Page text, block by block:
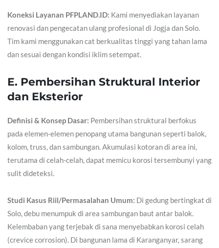
Koneksi Layanan PFPLAND.ID: Kami menyediakan layanan
renovasi dan pengecatan ulang profesional di Jogja dan Solo.
Tim kami menggunakan cat berkualitas tinggi yang tahan lama
dan sesuai dengan kondisi iklim setempat.
E. Pembersihan Struktural Interior
dan Eksterior
Definisi & Konsep Dasar: Pembersihan struktural berfokus
pada elemen-elemen penopang utama bangunan seperti balok,
kolom, truss, dan sambungan. Akumulasi kotoran di area ini,
terutama di celah-celah, dapat memicu korosi tersembunyi yang
sulit dideteksi.
Studi Kasus Riil/Permasalahan Umum: Di gedung bertingkat di
Solo, debu menumpuk di area sambungan baut antar balok.
Kelembaban yang terjebak di sana menyebabkan korosi celah
(crevice corrosion). Di bangunan lama di Karanganyar, sarang